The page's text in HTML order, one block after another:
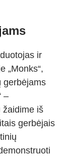
ir
„Monks“,
gerbėjams
–
žaidime iš
gerbėjais